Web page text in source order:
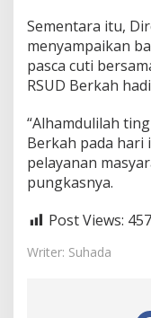
d
a
R
S
D
B
r
h
Sementara itu,
menyampaikan
pasca cuti
RSUD Berkah
“Alhamdulilah
Berkah pada hari
pelayanan
pungkasnya.
Post Views: 457
Writer: Suhada